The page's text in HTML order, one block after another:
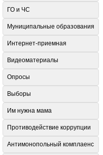
ГО и ЧС
Муниципальные образования
Интернет-приемная
Видеоматериалы
Опросы
Выборы
Им нужна мама
Противодействие коррупции
Антимонопольный комплаенс